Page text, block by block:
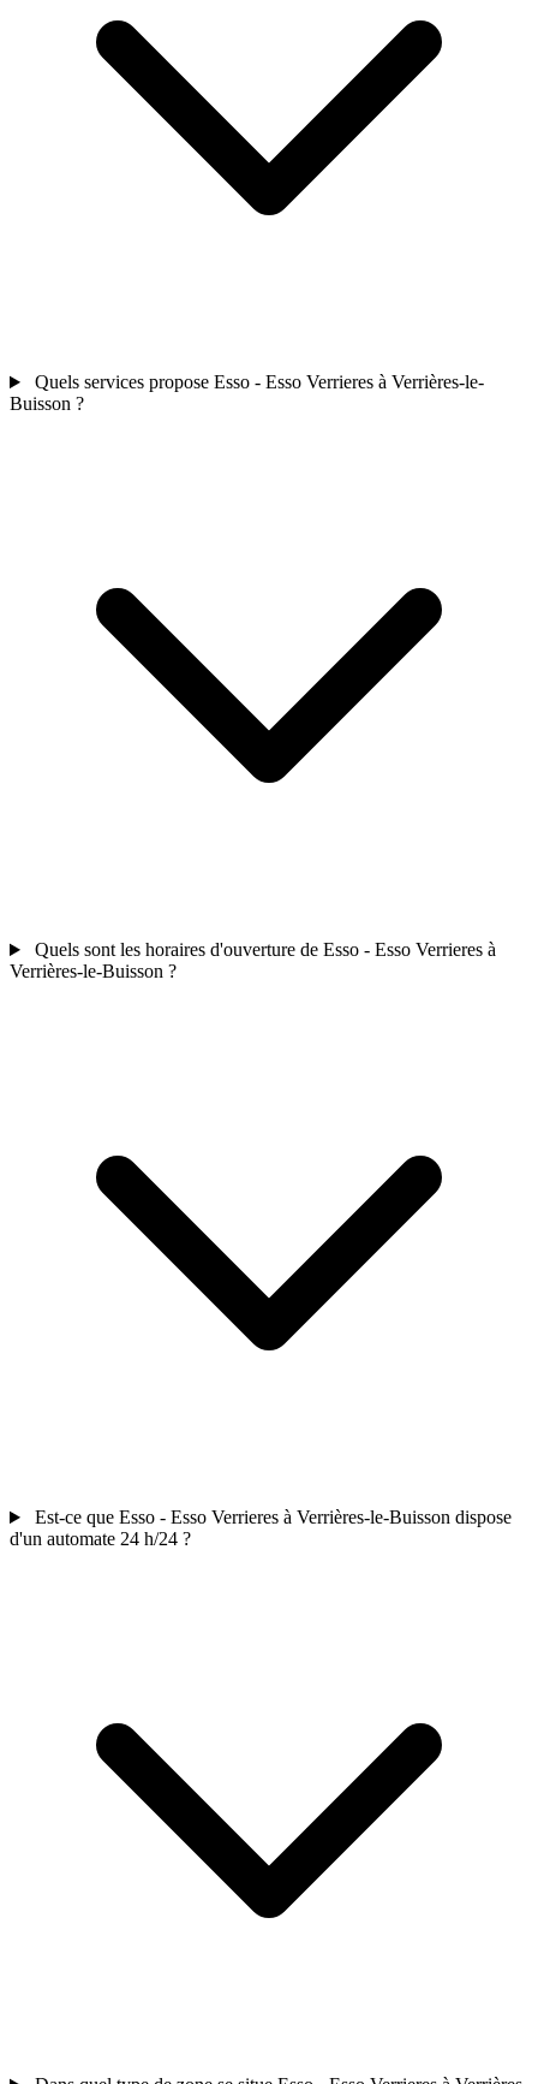
Quels services propose Esso - Esso Verrieres à Verrières-le-
Buisson ?
Quels sont les horaires d'ouverture de Esso - Esso Verrieres à
Verrières-le-Buisson ?
Est-ce que Esso - Esso Verrieres à Verrières-le-Buisson dispose
d'un automate 24 h/24 ?